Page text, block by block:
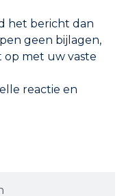
het bericht dan
geen bijlagen,
op met uw vaste
reactie en